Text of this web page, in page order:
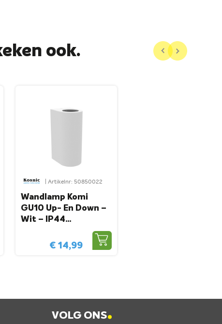
ook.
| Artikelnr: 50850022
Wandlamp Komi
GU10 Up- En Down –
Wit – IP44
Waterbestendig ABS
– Voor Overkapping
€ 14,99
VOLG ONS.